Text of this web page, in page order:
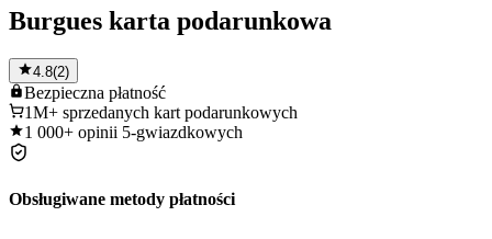
Burgues karta podarunkowa
4.8(2)
Bezpieczna płatność
1M+ sprzedanych kart podarunkowych
1 000+ opinii 5-gwiazdkowych
Obsługiwane metody płatności